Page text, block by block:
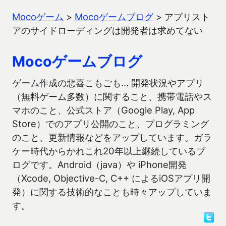
Mocoゲーム > Mocoゲームブログ> アプリスト
アのサイドローディングは開発者は求めてない
Mocoゲームブログ
ゲーム作成の悲喜こもごも… 開発状況やアプリ
（無料ゲーム多数）に関すること、携帯電話やス
マホのこと、公式ストア（Google Play, App
Store）でのアプリ公開のこと、プログラミング
のこと、更新情報などをアップしています。ガラ
ケー時代からかれこれ20年以上継続しているブ
ログです。Android（java）や iPhone開発
（Xcode, Objective-C, C++ によるiOSアプリ開
発）に関する技術的なことも時々アップしていま
す。